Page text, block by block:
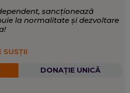
sancționează
la normalitate și dezvoltare
SUSȚII
DONAȚIE UNICĂ